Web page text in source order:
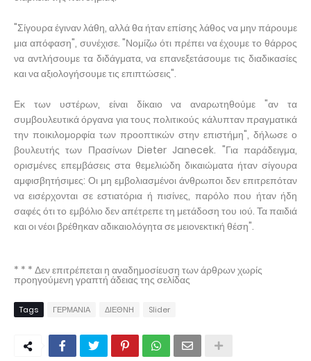
"Σίγουρα έγιναν λάθη, αλλά θα ήταν επίσης λάθος να μην πάρουμε
μια απόφαση", συνέχισε. "Νομίζω ότι πρέπει να έχουμε το θάρρος
να αντλήσουμε τα διδάγματα, να επανεξετάσουμε τις διαδικασίες
και να αξιολογήσουμε τις επιπτώσεις".
Εκ των υστέρων, είναι δίκαιο να αναρωτηθούμε "αν τα
συμβουλευτικά όργανα για τους πολιτικούς κάλυπταν πραγματικά
την ποικιλομορφία των προοπτικών στην επιστήμη", δήλωσε ο
βουλευτής των Πρασίνων Dieter Janecek. "Για παράδειγμα,
ορισμένες επεμβάσεις στα θεμελιώδη δικαιώματα ήταν σίγουρα
αμφισβητήσιμες: Οι μη εμβολιασμένοι άνθρωποι δεν επιτρεπόταν
να εισέρχονται σε εστιατόρια ή πισίνες, παρόλο που ήταν ήδη
σαφές ότι το εμβόλιο δεν απέτρεπε τη μετάδοση του ιού. Τα παιδιά
και οι νέοι βρέθηκαν αδικαιολόγητα σε μειονεκτική θέση".
* * * Δεν επιτρέπεται η αναδημοσίευση των άρθρων χωρίς
προηγούμενη γραπτή άδειας της σελίδας
Tags ΓΕΡΜΑΝΙΑ ΔΙΕΘΝΗ Slider